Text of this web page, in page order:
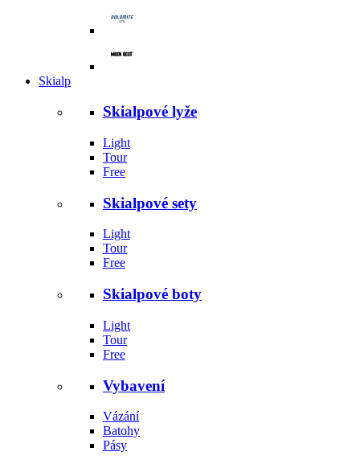
Skialp
Skialpové lyže
Light
Tour
Free
Skialpové sety
Light
Tour
Free
Skialpové boty
Light
Tour
Free
Vybavení
Vázání
Batohy
Pásy